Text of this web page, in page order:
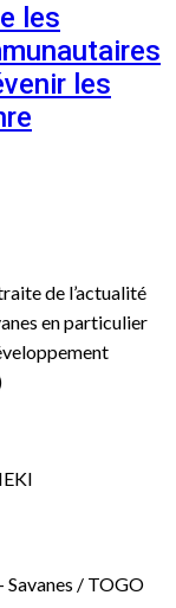
les
les
de l’actualité
en particulier
Savanes / TOGO